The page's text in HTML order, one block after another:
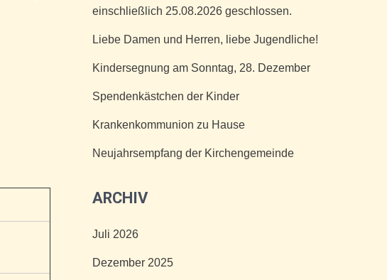
einschließlich 25.08.2026 geschlossen.
Liebe Damen und Herren, liebe Jugendliche!
Kindersegnung am Sonntag, 28. Dezember
Spendenkästchen der Kinder
Krankenkommunion zu Hause
Neujahrsempfang der Kirchengemeinde
ARCHIV
Juli 2026
Dezember 2025